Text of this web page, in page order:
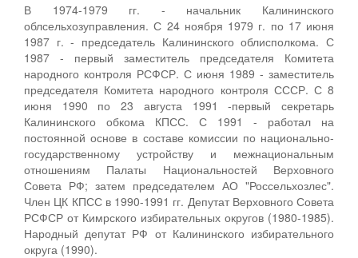
В 1974-1979 гг. - начальник Калининского
облсельхозуправления. С 24 ноября 1979 г. по 17 июня
1987 г. - председатель Калининского облисполкома. С
1987 - первый заместитель председателя Комитета
народного контроля РСФСР. С июня 1989 - заместитель
председателя Комитета народного контроля СССР. С 8
июня 1990 по 23 августа 1991 -первый секретарь
Калининского обкома КПСС. С 1991 - работал на
постоянной основе в составе комиссии по национально-
государственному устройству и межнациональным
отношениям Палаты Национальностей Верховного
Совета РФ; затем председателем АО "Россельхозлес".
Член ЦК КПСС в 1990-1991 гг. Депутат Верховного Совета
РСФСР от Кимрского избирательных округов (1980-1985).
Народный депутат РФ от Калининского избирательного
округа (1990).